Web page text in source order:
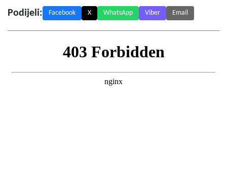
Podijeli: Facebook X WhatsApp Viber Email